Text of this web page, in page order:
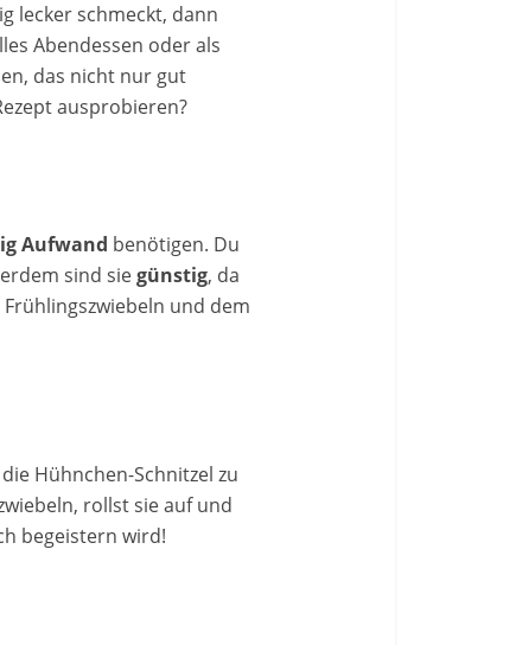
lecker schmeckt, dann
Abendessen oder als
das nicht nur gut
ausprobieren?
Aufwand benötigen. Du
sind siegünstig, da
und dem
Hühnchen-Schnitzel zu
rollst sie auf und
begeistern wird!